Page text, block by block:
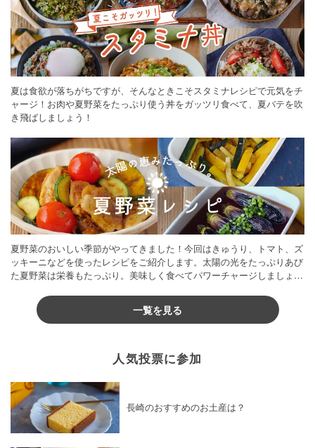
夏は食欲が落ちがちですが、そんなときこそスタミナレシピで元気をチ
ャージ！お肉や夏野菜をたっぷり使う丼をガッツリ食べて、夏バテを吹
き飛ばしましょう！
夏野菜のおいしい季節がやってきました！今回はきゅうり、トマト、ズ
ッキーニなどを使ったレシピをご紹介します。太陽の光をたっぷりあび
た夏野菜は栄養もたっぷり。美味しく食べてパワーチャージしましょう
一覧を見る
人気投票に参加
長崎のおすすめのお土産は？